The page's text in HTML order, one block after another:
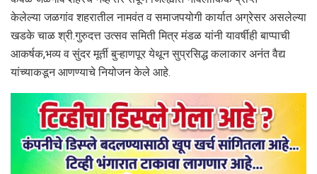
केलेल्या जळगांव शहरातील नामवंत व समाजपयोगी कार्यात अग्रेसर असलेल्या
खडके चाळ श्री.गुरुदत्त उत्सव समिती मित्र मंडळ यांनी यावर्षीही बाप्पाची
आकर्षक,भव्य व सुंदर मूर्ती बुऱ्हाणपूर येथून सुप्रसिद्ध कलाकार अनंत वैद्य
यांच्याकडून आणण्याचे नियोजन केले आहे.